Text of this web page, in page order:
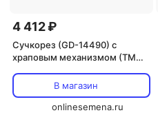
4 412 ₽
Сучкорез (GD-14490) с
храповым механизмом (ТМ
В магазин
onlinesemena.ru